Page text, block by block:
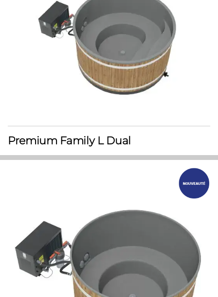
Premium Family L Dual